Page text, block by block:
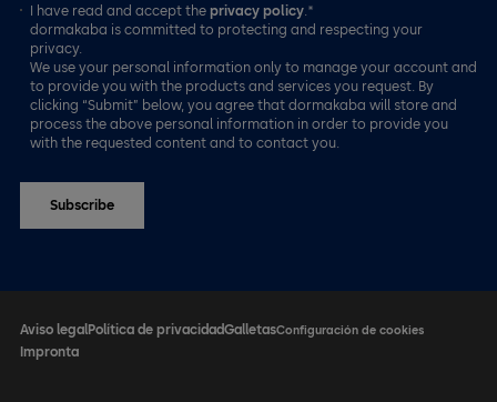
I have read and accept theprivacy policy .*
dormakaba is committed to protecting and respecting your
privacy.
We use your personal information only to manage your account and
to provide you with the products and services you request. By
clicking “Submit” below, you agree that dormakaba will store and
process the above personal information in order to provide you
with the requested content and to contact you.
Aviso legalPolítica de privacidadGalletasConfiguración de cookies
Impronta